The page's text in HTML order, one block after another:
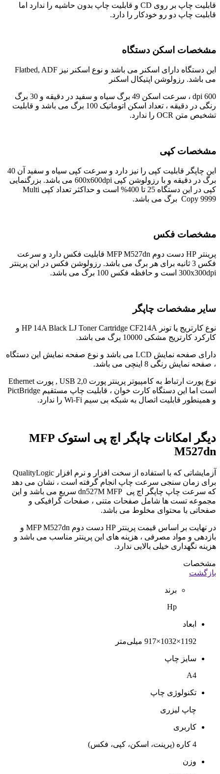
قابلیت چاپ بر روی CD و قابلیت چاپ بدون حاشیه را ندارد اما
قابلیت چاپ دو رو خودکار را دارد.
مشخصات اسکن دستگاه
این دستگاه دارای اسکنر می باشد و نوع اسکنر نیز Flatbed, ADF
می باشد. رزولوشن اپتیکال اسکنر
600 dpi ، سرعت اسکن 49 برگ سیاه و سفید در دقیقه و 30 برگ
رنگی در دقیقه ، تعداد اسکن اتوماتیک 100 برگ می باشد و قابلیت
تشخیص متن OCR را ندارد.
مشخصات کپی
این چاپگر قابلیت کپی را نیز دارد و سرعت کپی سیاه و سفید آن 40
برگ در دقیقه و با رزولوشن کپی 600x600dpi می باشد. بزرگنمایی
کپی در این دستگاه 25 تا 400% است و حداکثر تعداد کپی Multi
Copy 9999 برگ می باشد.
مشخصات فکس
پرینتر HP دست دوم MFP M527dn قابلیت فکس دارد و سرعت
فکس 3 ثانیه برای هر برگ می باشد. رزولوشن فکس در این پرینتر
300x300dpi است و حافظه فکس 100 برگ می باشد.
سایر مشخصات چاپگر
نوع کارتریج یا تونر HP 14A Black LJ Toner Cartridge CF214A و
کارکرد کارتریج مشکی 10000 برگ می باشد.
دارای صفحه نمایش LCD می باشد و نوع صفحه نمایش این دستگاه
، صفحه نمایش رنگی 8 اینچی می باشد.
نوع پورت ارتباط به کامپیوتر پرینتر پورت 2,0 USB , پورت Ethernet
است اما این دستگاه کارت خوان ، قابلیت چاپ مستقیم PictBridge
و همینطور قابلیت اتصال به شبکه بی سیم Wi-Fi را ندارد.
دیگر امکانات چاپگر اچ پی استوک MFP
M527dn
آزمایشاتی که با استفاده از سخت افزار و نرم افزار QualityLogic
برای زمان سنجی سرعت چاپ انجام گرفته است ، نشان می دهد
که سرعت چاپ چاپگر اچ پی dn527M MFP سریع می باشد و این
مجموعه تست ها شامل صفحات متنی ، صفحات گرافیکی و
صفحاتی با محتوای مخلوط می باشد.
در نهایت بر اساس قیمت پرینتر HP دست دوم MFP M527dn و
بازدهی و مواد مصرفی ، هزینه های این پرینتر مناسب می باشد و
هزینه نگهداری خیلی بالایی ندارد.
مشخصات
بازگشت
برند
Hp
ابعاد
1192×1032×917 میلی‌متر
سایز چاپ
A4
تکنولوژی چاپ
چاپ لیزری
کاربری
4 کاره (پرینت، اسکن، کپی، فکس)
وزن